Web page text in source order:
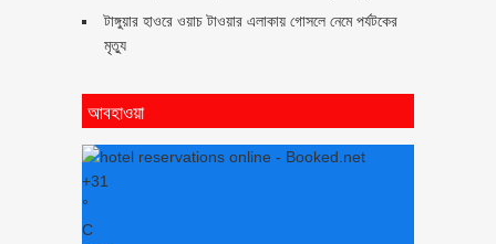
টাঙ্গুয়ার হাওরে ওয়াচ টাওয়ার এলাকায় গোসলে নেমে পর্যটকের
মৃত্যু
আবহাওয়া
+31
°
C